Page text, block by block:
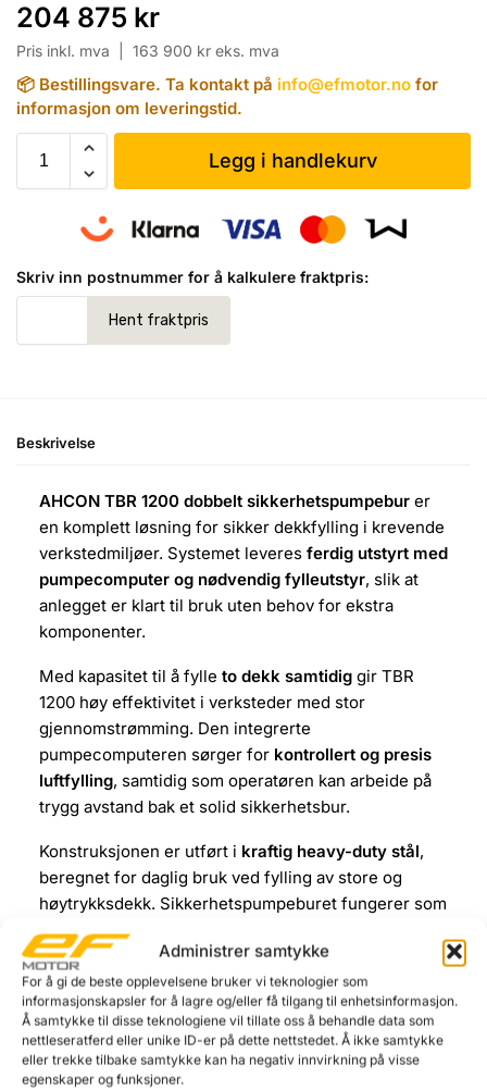
Administrer samtykke
For å gi de beste opplevelsene bruker vi teknologier som
informasjonskapsler for å lagre og/eller få tilgang til enhetsinformasjon.
Å samtykke til disse teknologiene vil tillate oss å behandle data som
nettleseratferd eller unike ID-er på dette nettstedet. Å ikke samtykke
eller trekke tilbake samtykke kan ha negativ innvirkning på visse
egenskaper og funksjoner.
204 875 kr
Pris inkl. mva | 163 900 kr eks. mva
📦 Bestillingsvare. Ta kontakt på info@efmotor.no for
informasjon om leveringstid.
Legg i handlekurv
Skriv inn postnummer for å kalkulere fraktpris:
Beskrivelse
AHCON TBR 1200 dobbelt sikkerhetspumpeburer
en komplett løsning for sikker dekkfylling i krevende
verkstedmiljøer. Systemet leveres ferdig utstyrt med
pumpecomputer og nødvendig fylleutstyr, slik at
anlegget er klart til bruk uten behov for ekstra
komponenter.
Med kapasitet til å fylle to dekk samtidiggir TBR
1200 høy effektivitet i verksteder med stor
gjennomstrømming. Den integrerte
pumpecomputeren sørger for kontrollert og presis
luftfylling, samtidig som operatøren kan arbeide på
trygg avstand bak et solid sikkerhetsbur.
Konstruksjonen er utført i kraftig heavy-duty stål,
beregnet for daglig bruk ved fylling av store og
høytrykksdekk. Sikkerhetspumpeburet fungerer som
en fysisk barriere som reduserer risikoen ved
eventuell dekksprengning – et helt sentralt HMS-
tiltak ved arbeid med lastebil-, anleggs- og
industridekk.
AHCON TBR 1200 er spesielt godt egnet for
verksteder som ønsker en